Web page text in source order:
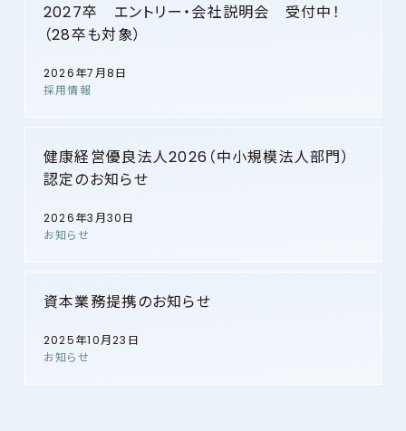
2027卒 エントリー・会社説明会 受付中！
（28卒も対象）
2026年7月8日
採用情報
健康経営優良法人2026（中小規模法人部門）
認定のお知らせ
2026年3月30日
お知らせ
資本業務提携のお知らせ
2025年10月23日
お知らせ